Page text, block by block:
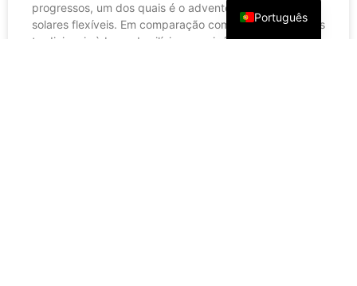
progressos, um dos quais é o advento dos painéis
solares flexíveis. Em comparação com os painéis solares
tradicionais à base de silício, os painéis solares flexíveis
Português